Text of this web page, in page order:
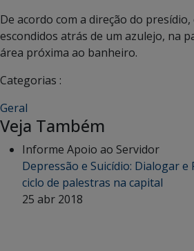
De acordo com a direção do
escondidos atrás de um azulejo, na
área próxima ao banheiro.
Categorias :
Geral
Veja Também
Informe Apoio ao Servidor
Depressão e Suicídio: Dialogar e
ciclo de palestras na capital
25 abr 2018